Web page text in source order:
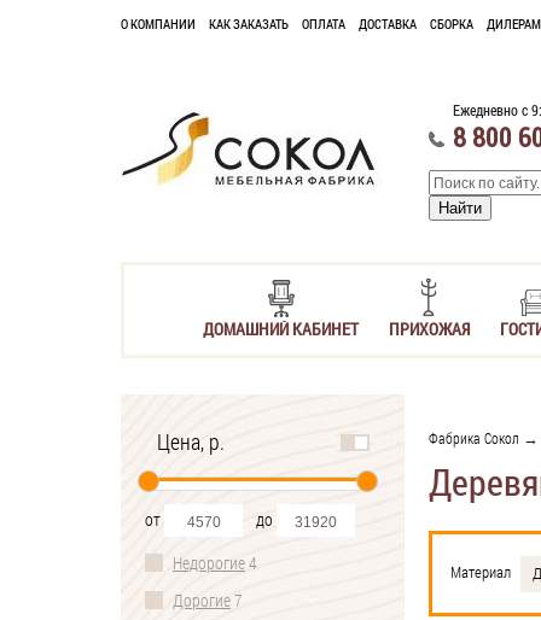
О КОМПАНИИ КАК ЗАКАЗАТЬ ОПЛАТА ДОСТАВКА СБОРКА ДИЛЕРАМ
Ежедневно с
8 800
ДОМАШНИЙ КАБИНЕТ ПРИХОЖАЯ
Цена, р.
от
до
Недорогие4
Дорогие7
Фабрика Сокол →
Материал